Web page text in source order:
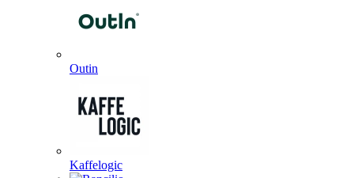
Outin
Kaffelogic